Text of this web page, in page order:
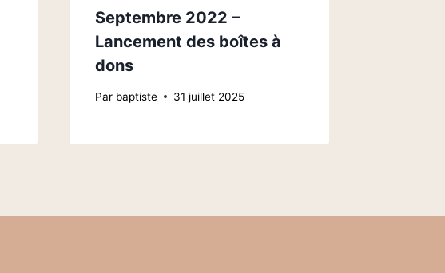
Septembre 2022 –
Lancement des boîtes à
dons
Par baptiste 31 juillet 2025